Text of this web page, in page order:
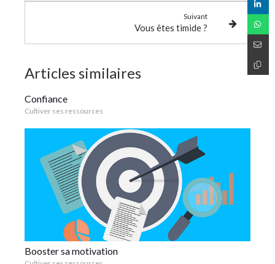
Suivant
Vous êtes timide ?
Articles similaires
Confiance
Cultiver ses ressources
Booster sa motivation